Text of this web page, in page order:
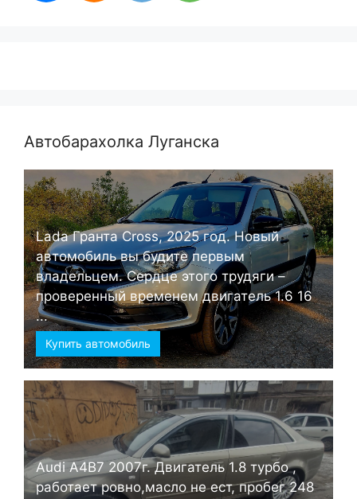
Автобарахолка Луганска
Lada Гранта Cross, 2025 год. Новый
автомобиль вы будите первым
владельцем. Сердце этого трудяги –
проверенный временем двигатель 1.6 16
...
Купить автомобиль
Audi А4B7 2007г. Двигатель 1.8 турбо ,
работает ровно,масло не ест, пробег 248